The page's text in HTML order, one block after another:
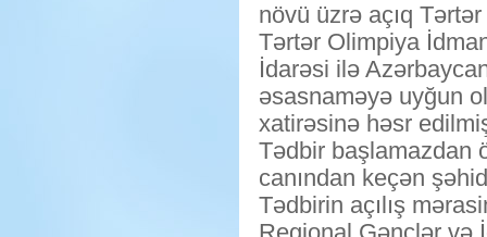
növü üzrə açıq
Tərtər Olimpiya
İdarəsi ilə
əsasnaməyə uyğun
xatirəsinə həsr
Tədbir başlamazdan
canından keçən
Tədbirin açılış